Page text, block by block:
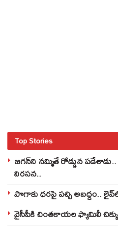
Top Stories
జగన్‌ని నమ్మితే రోడ్డున
నిరసన..
పొగాకు ధరపై పచ్చి అబద్దం..
వైసీపీకి చింతకాయల ఫ్యామిలీ